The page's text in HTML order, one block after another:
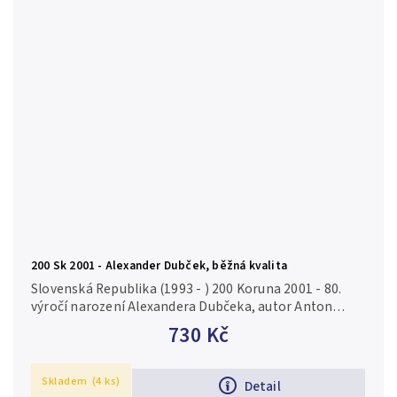
200 Sk 2001 - Alexander Dubček, běžná kvalita
730 Kč
Detail
Slovenská Republika (1993 - ) 200 Koruna 2001 - 80.
výročí narození Alexandera Dubčeka, autor Anton
Gábrik, Aurea S 45, běžná zachovalost Ag 0,750, 34 mm
Skladem (4 ks)